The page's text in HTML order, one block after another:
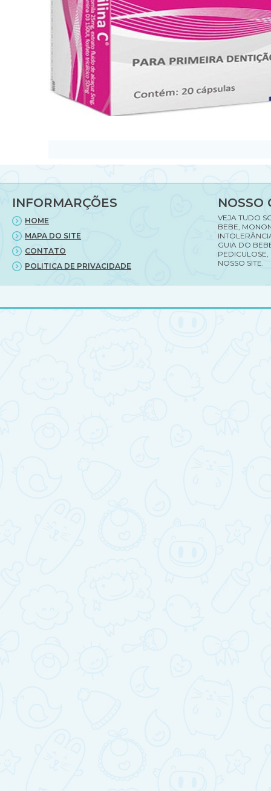
INFORMARÇÕES
HOME
MAPA DO SITE
CONTATO
POLITICA DE PRIVACIDADE
NOSSO
VEJA TUDO
BEBE,
GUIA DO
PEDICULOSE,
NOSSO SITE.